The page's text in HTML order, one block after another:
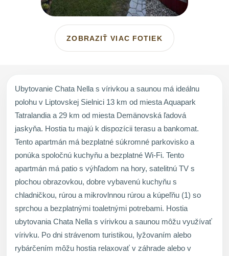
ZOBRAZIŤ VIAC FOTIEK
Ubytovanie Chata Nella s vírivkou a saunou má ideálnu
polohu v Liptovskej Sielnici 13 km od miesta Aquapark
Tatralandia a 29 km od miesta Demänovská ľadová
jaskyňa. Hostia tu majú k dispozícii terasu a bankomat.
Tento apartmán má bezplatné súkromné parkovisko a
ponúka spoločnú kuchyňu a bezplatné Wi-Fi. Tento
apartmán má patio s výhľadom na hory, satelitnú TV s
plochou obrazovkou, dobre vybavenú kuchyňu s
chladničkou, rúrou a mikrovlnnou rúrou a kúpeľňu (1) so
sprchou a bezplatnými toaletnými potrebami. Hostia
ubytovania Chata Nella s vírivkou a saunou môžu využívať
vírivku. Po dni strávenom turistikou, lyžovaním alebo
rybárčením môžu hostia relaxovať v záhrade alebo v